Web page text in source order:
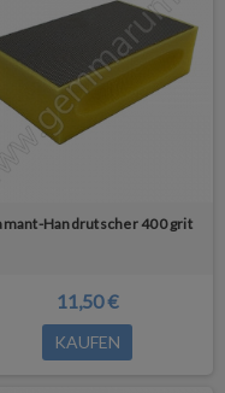
Handrutscher 400 grit
11,50 €
KAUFEN